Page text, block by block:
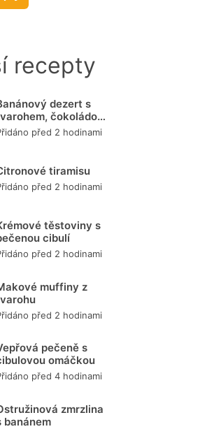
recepty
dezert s
čokoládou
burizonypřed 2 hodinami
tiramisu
před 2 hodinami
těstoviny s
cibulí
před 2 hodinami
muffiny z
před 2 hodinami
pečeně s
omáčkou
před 4 hodinami
zmrzlina
banánem